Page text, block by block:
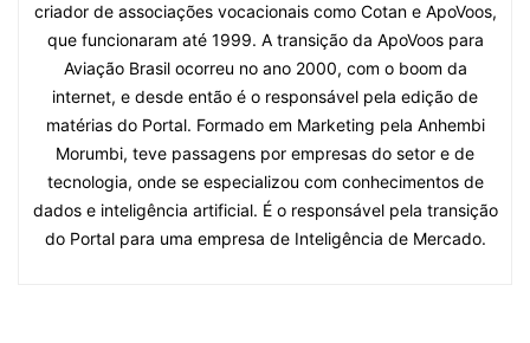
criador de associações vocacionais como Cotan e ApoVoos,
que funcionaram até 1999. A transição da ApoVoos para
Aviação Brasil ocorreu no ano 2000, com o boom da
internet, e desde então é o responsável pela edição de
matérias do Portal. Formado em Marketing pela Anhembi
Morumbi, teve passagens por empresas do setor e de
tecnologia, onde se especializou com conhecimentos de
dados e inteligência artificial. É o responsável pela transição
do Portal para uma empresa de Inteligência de Mercado.